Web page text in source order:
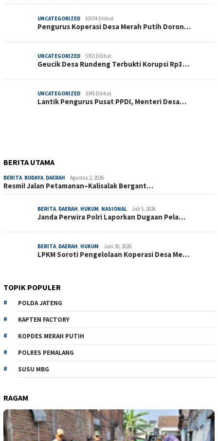
UNCATEGORIZED 10574 Dilihat
Pengurus Koperasi Desa Merah Putih Doron…
UNCATEGORIZED 5763 Dilihat
Geucik Desa Rundeng Terbukti Korupsi Rp3…
UNCATEGORIZED 3345 Dilihat
Lantik Pengurus Pusat PPDI, Menteri Desa…
BERITA UTAMA
BERITA, BUDAYA, DAERAH Agustus 2, 2026
Resmi! Jalan Petamanan–Kalisalak Bergant…
BERITA, DAERAH, HUKUM, NASIONAL Juli 5, 2026
Janda Perwira Polri Laporkan Dugaan Pela…
BERITA, DAERAH, HUKUM Juni 30, 2026
LPKM Soroti Pengelolaan Koperasi Desa Me…
TOPIK POPULER
POLDA JATENG
KAPTEN FACTORY
KOPDES MERAH PUTIH
POLRES PEMALANG
SUSU MBG
RAGAM